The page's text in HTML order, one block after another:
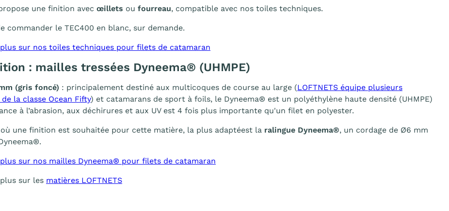
une finition avec œillets ou fourreau, compatible avec nos toiles techniques.
commander le TEC400 en blanc, sur demande.
sur nos toiles techniques pour filets de catamaran
: mailles tressées Dyneema® (UHMPE)
(gris foncé) : principalement destiné aux multicoques de course au large (LOFTNETS équipe plusieurs
la classe Ocean Fifty) et catamarans de sport à foils, le Dyneema® est un polyéthylène haute densité (UHMPE)
à l’abrasion, aux déchirures et aux UV est 4 fois plus importante qu'un filet en polyester.
où une finition est souhaitée pour cette matière, la plus adaptéest la ralingue Dyneema®, un cordage de Ø6 mm
sur nos mailles Dyneema® pour filets de catamaran
sur les matières LOFTNETS